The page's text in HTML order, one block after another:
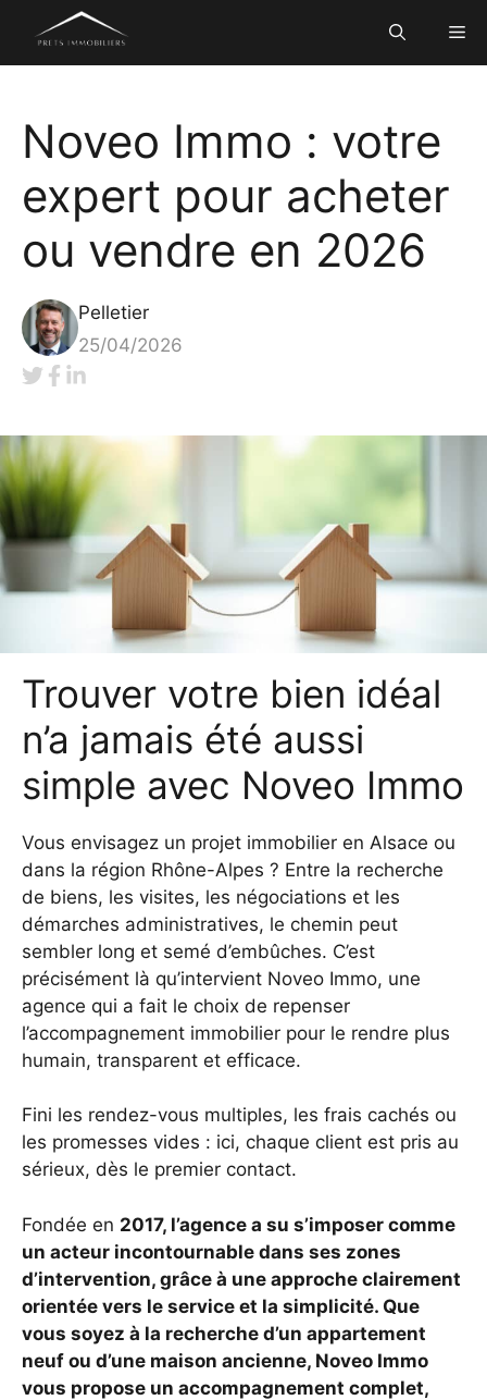
contenu
Noveo Immo : votre
expert pour acheter
ou vendre en 2026
Pelletier
25/04/2026
Trouver votre bien idéal
n’a jamais été aussi
simple avec Noveo Immo
Vous envisagez un projet immobilier en Alsace ou
dans la région Rhône-Alpes ? Entre la recherche
de biens, les visites, les négociations et les
démarches administratives, le chemin peut
sembler long et semé d’embûches. C’est
précisément là qu’intervient Noveo Immo, une
agence qui a fait le choix de repenser
l’accompagnement immobilier pour le rendre plus
humain, transparent et efficace.
Fini les rendez-vous multiples, les frais cachés ou
les promesses vides : ici, chaque client est pris au
sérieux, dès le premier contact.
Fondée en 2017, l’agence a su s’imposer comme
un acteur incontournable dans ses zones
d’intervention, grâce à une approche clairement
orientée vers le service et la simplicité. Que
vous soyez à la recherche d’un appartement
neuf ou d’une maison ancienne, Noveo Immo
vous propose un accompagnement complet,